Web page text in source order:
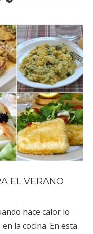
EL VERANO
hace calor lo
la cocina. En esta